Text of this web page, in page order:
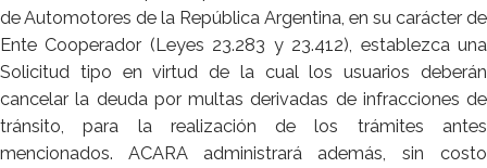
de Automotores de la República Argentina, en su carácter de
Ente Cooperador (Leyes 23.283 y 23.412), establezca una
Solicitud tipo en virtud de la cual los usuarios deberán
cancelar la deuda por multas derivadas de infracciones de
tránsito, para la realización de los trámites antes
mencionados. ACARA administrará además, sin costo